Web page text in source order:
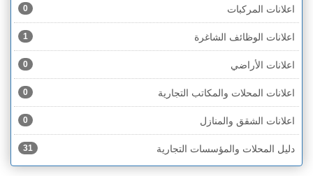
الخط الأخضر » مرج ابن عامر
الخط الأخضر » البطوف
الخط الأخضر » الجولان
الخط الأخضر » الشارون
الخط الأخضر » القدس
احذية
اختام
اخشاب
ادوات رياضية
ادوات صحية
ادوات كهربائية
اعلانات المركبات 0
اعلانات الوظائف الشاغرة 1
اعلانات الأراضي 0
اعلانات المحلات والمكاتب التجارية 0
اعلانات الشقق والمنازل 0
دليل المحلات والمؤسسات التجارية 31